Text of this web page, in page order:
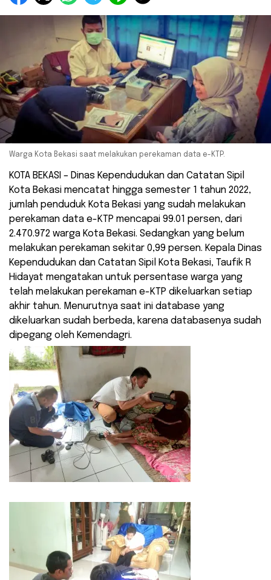
Warga Kota Bekasi saat melakukan perekaman data e-KTP.
KOTA BEKASI – Dinas Kependudukan dan Catatan Sipil
Kota Bekasi mencatat hingga semester 1 tahun 2022,
jumlah penduduk Kota Bekasi yang sudah melakukan
perekaman data e-KTP mencapai 99.01 persen, dari
2.470.972 warga Kota Bekasi. Sedangkan yang belum
melakukan perekaman sekitar 0,99 persen. Kepala Dinas
Kependudukan dan Catatan Sipil Kota Bekasi, Taufik R
Hidayat mengatakan untuk persentase warga yang
telah melakukan perekaman e-KTP dikeluarkan setiap
akhir tahun. Menurutnya saat ini database yang
dikeluarkan sudah berbeda, karena databasenya sudah
dipegang oleh Kemendagri.